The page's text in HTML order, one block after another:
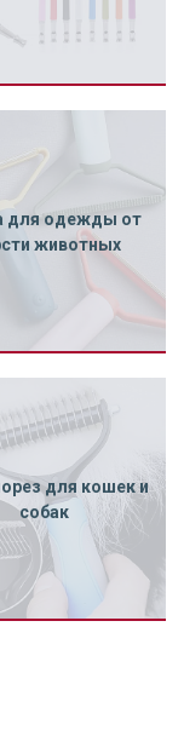
для одежды от
животных
для кошек и
собак